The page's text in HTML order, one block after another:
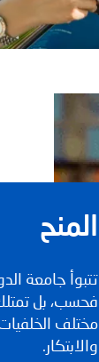
المنح
تتبوأ جامعة
فحسب، بل
مختلف
والابتكار.